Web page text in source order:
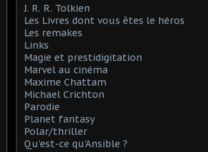
J. R. R. Tolkien
Les Livres dont vous êtes le héros
Les remakes
Links
Magie et prestidigitation
Marvel au cinéma
Maxime Chattam
Michael Crichton
Parodie
Planet fantasy
Polar/thriller
Qu'est-ce qu'Ansible ?